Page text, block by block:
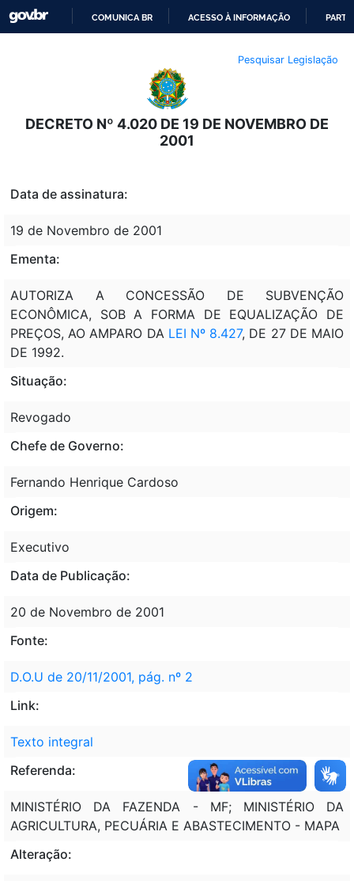
O
CONTEÚDO
COMUNICA BR ACESSO À INFORMAÇÃO
Pesquisar Legislação
DECRETO Nº 4.020 DE 19 DE NOVEMBRO DE
2001
Data de assinatura:
19 de Novembro de 2001
Ementa:
AUTORIZA A CONCESSÃO DE SUBVENÇÃO
ECONÔMICA, SOB A FORMA DE EQUALIZAÇÃO DE
PREÇOS, AO AMPARO DA LEI Nº 8.427, DE 27 DE MAIO
DE 1992.
Situação:
Revogado
Chefe de Governo:
Fernando Henrique Cardoso
Origem:
Executivo
Data de Publicação:
20 de Novembro de 2001
Fonte:
D.O.U de 20/11/2001, pág. nº 2
Link:
Texto integral
Referenda:
MINISTÉRIO DA FAZENDA - MF; MINISTÉRIO DA
AGRICULTURA, PECUÁRIA E ABASTECIMENTO - MAPA
Alteração: